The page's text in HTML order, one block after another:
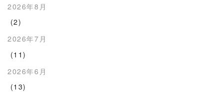
2026年8月
(2)
2026年7月
(11)
2026年6月
(13)